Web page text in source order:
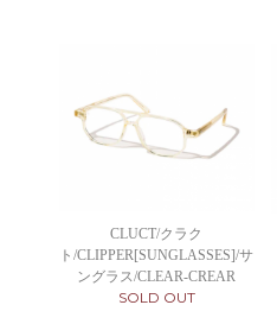
CLUCT/クラク
ト/CLIPPER[SUNGLASSES]/サ
ングラス/CLEAR-CREAR
SOLD OUT